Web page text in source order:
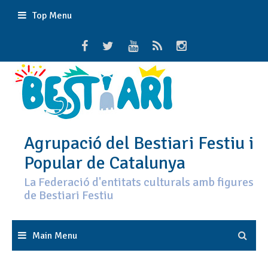
Top Menu
Agrupació del Bestiari Festiu i
Popular de Catalunya
La Federació d'entitats culturals amb figures
de Bestiari Festiu
Main Menu